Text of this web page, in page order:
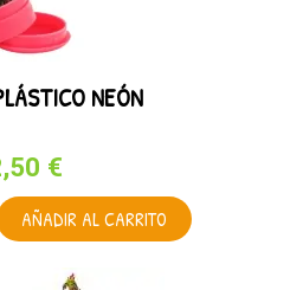
NEÓN
€
AÑADIR AL CARRITO